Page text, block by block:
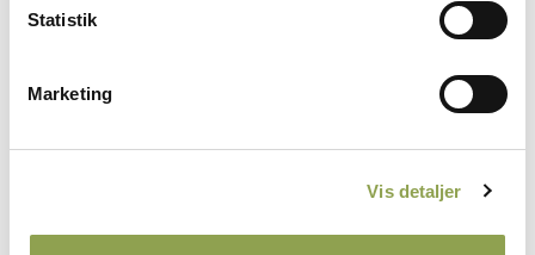
Statistik
Marketing
Vis detaljer
så korrekt grundlag som muligt.